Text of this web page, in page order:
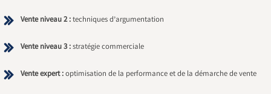
Vente niveau 2 :techniques d’argumentation
Vente niveau 3 :stratégie commerciale
Vente expert :optimisation de la performance et de la démarche de vente